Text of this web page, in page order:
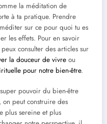
la méditation de
à ta pratique. Prendre
sur ce pour quoi tu es
les effets. Pour en savoir
consulter des articles sur
la douceur de vivre ou
pour notre bien-être.
pouvoir du bien-être
on peut construire des
plus sereine et plus